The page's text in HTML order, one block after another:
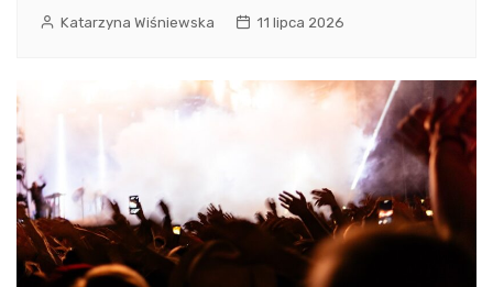
Katarzyna Wiśniewska 11 lipca 2026